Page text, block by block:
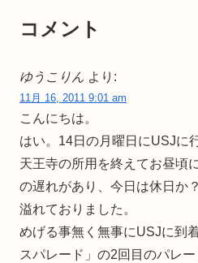
コメント
ゆうこりん より:
11月 16, 2011 9:01 am
こんにちは。
はい。14日の月曜日にUSJに
天王寺の所用を終えてお昼頃
の遅れがあり、今日は休日か
溢れておりました。
めげる事無く無事にUSJに到
スパレード」の2回目のパレ